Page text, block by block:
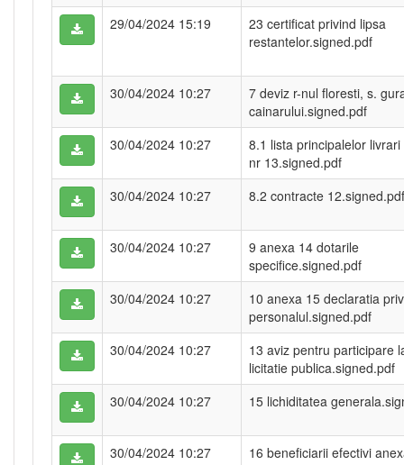
29/04/2024 15:19
23 certificat privind lipsa
restantelor.signed.pdf
30/04/2024 10:27
7 deviz r-nul floresti, s.
cainarului.signed.pdf
30/04/2024 10:27
8.1 lista principalelor
nr 13.signed.pdf
30/04/2024 10:27
8.2 contracte 12.signed.pdf
30/04/2024 10:27
9 anexa 14 dotarile
specifice.signed.pdf
30/04/2024 10:27
10 anexa 15 declaratia
personalul.signed.pdf
30/04/2024 10:27
13 aviz pentru participare
licitatie publica.signed.pdf
30/04/2024 10:27
15 lichiditatea
30/04/2024 10:27
16 beneficiarii efectivi